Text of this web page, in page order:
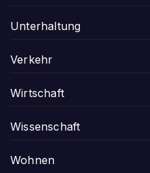
Unterhaltung
Verkehr
Wirtschaft
Wissenschaft
Wohnen